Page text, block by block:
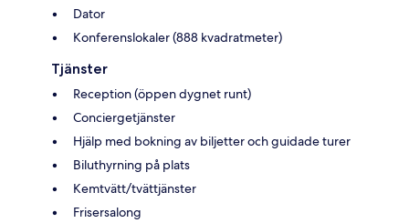
Dator
Konferenslokaler (888 kvadratmeter)
Tjänster
Reception (öppen dygnet runt)
Conciergetjänster
Hjälp med bokning av biljetter och guidade turer
Biluthyrning på plats
Kemtvätt/tvättjänster
Frisersalong